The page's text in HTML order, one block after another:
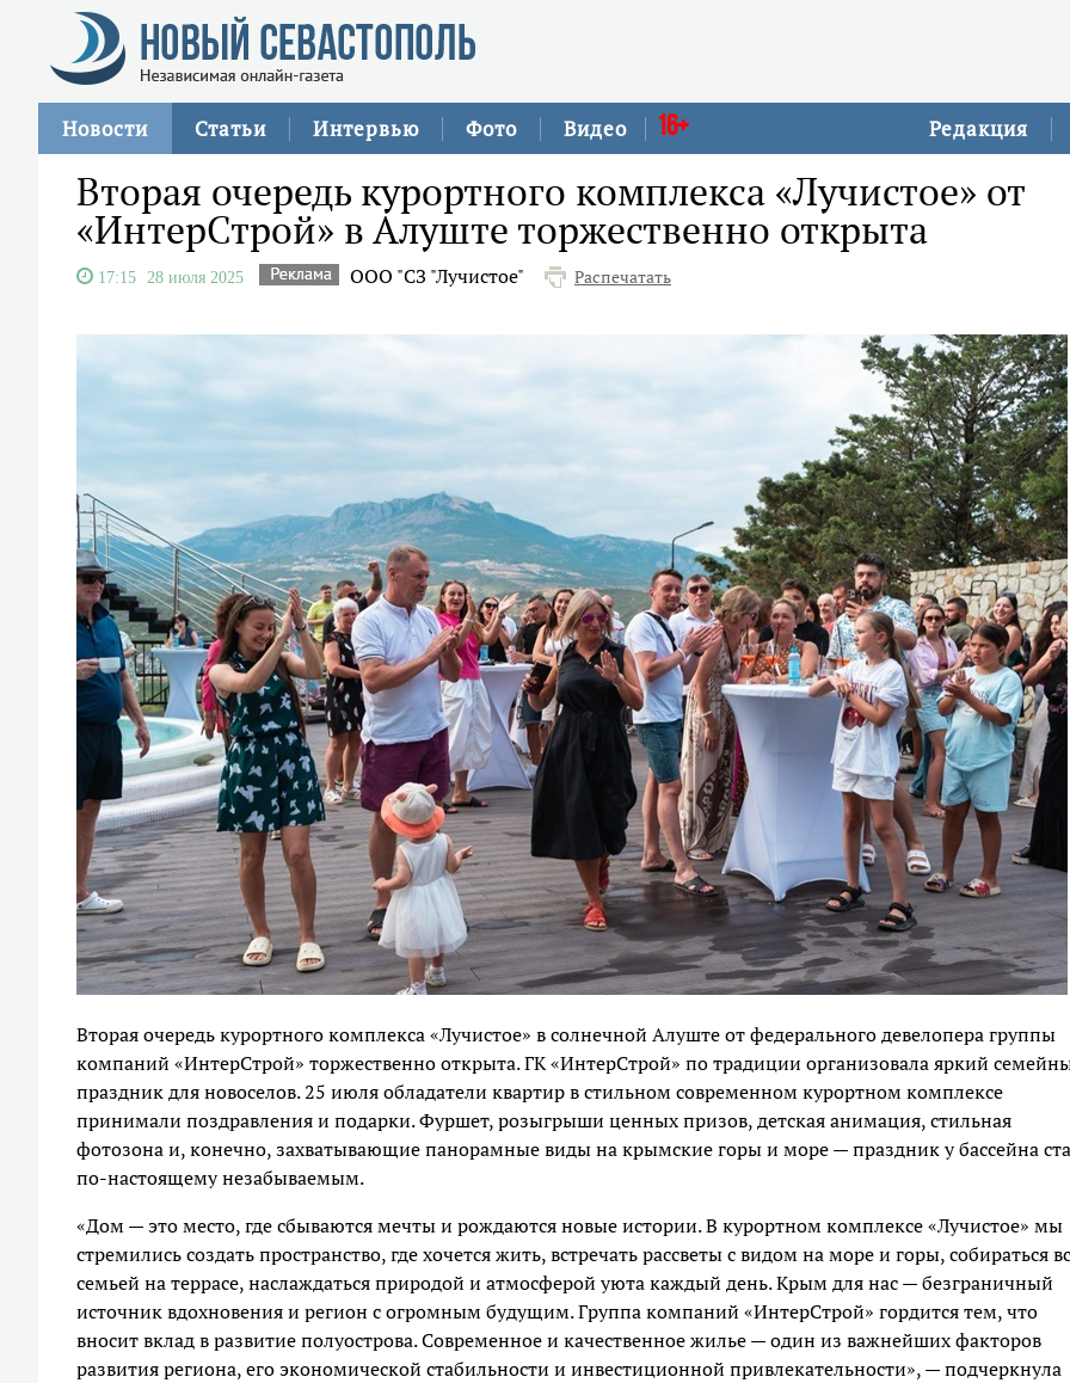
Редакция
Новости Статьи Интервью Фото Видео 16+
Вторая очередь курортного комплекса «Лучистое» от
«ИнтерСтрой» в Алуште торжественно открыта
17:15 28 июля 2025 ООО "СЗ "Лучистое" Распечатать
Вторая очередь курортного комплекса «Лучистое» в солнечной Алуште от федерального девелопера группы
компаний «ИнтерСтрой» торжественно открыта. ГК «ИнтерСтрой» по традиции организовала яркий
праздник для новоселов. 25 июля обладатели квартир в стильном современном курортном комплексе
принимали поздравления и подарки. Фуршет, розыгрыши ценных призов, детская анимация, стильная
фотозона и, конечно, захватывающие панорамные виды на крымские горы и море — праздник у бассейна
по-настоящему незабываемым.
«Дом — это место, где сбываются мечты и рождаются новые истории. В курортном комплексе «Лучистое» мы
стремились создать пространство, где хочется жить, встречать рассветы с видом на море и горы, собираться
семьей на террасе, наслаждаться природой и атмосферой уюта каждый день. Крым для нас — безграничный
источник вдохновения и регион с огромным будущим. Группа компаний «ИнтерСтрой» гордится тем, что
вносит вклад в развитие полуострова. Современное и качественное жилье — один из важнейших факторов
развития региона, его экономической стабильности и инвестиционной привлекательности», — подчеркнула